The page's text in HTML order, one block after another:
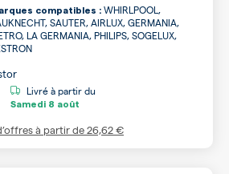
compatibles : WHIRLPOOL,
SAUTER, AIRLUX, GERMANIA,
LA GERMANIA, PHILIPS, SOGELUX,
Livré à partir du
Samedi 8 août
à partir de26,62 €